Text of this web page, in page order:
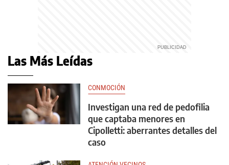
Las Más Leídas
CONMOCIÓN
Investigan una red de pedofilia
que captaba menores en
Cipolletti: aberrantes detalles del
caso